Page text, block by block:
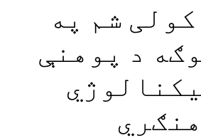
شم په
د پوهنې